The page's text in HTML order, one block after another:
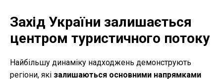
Захід України залишається
центром туристичного потоку
Найбільшу динаміку надходжень демонструють
регіони, які залишаються основними напрямками